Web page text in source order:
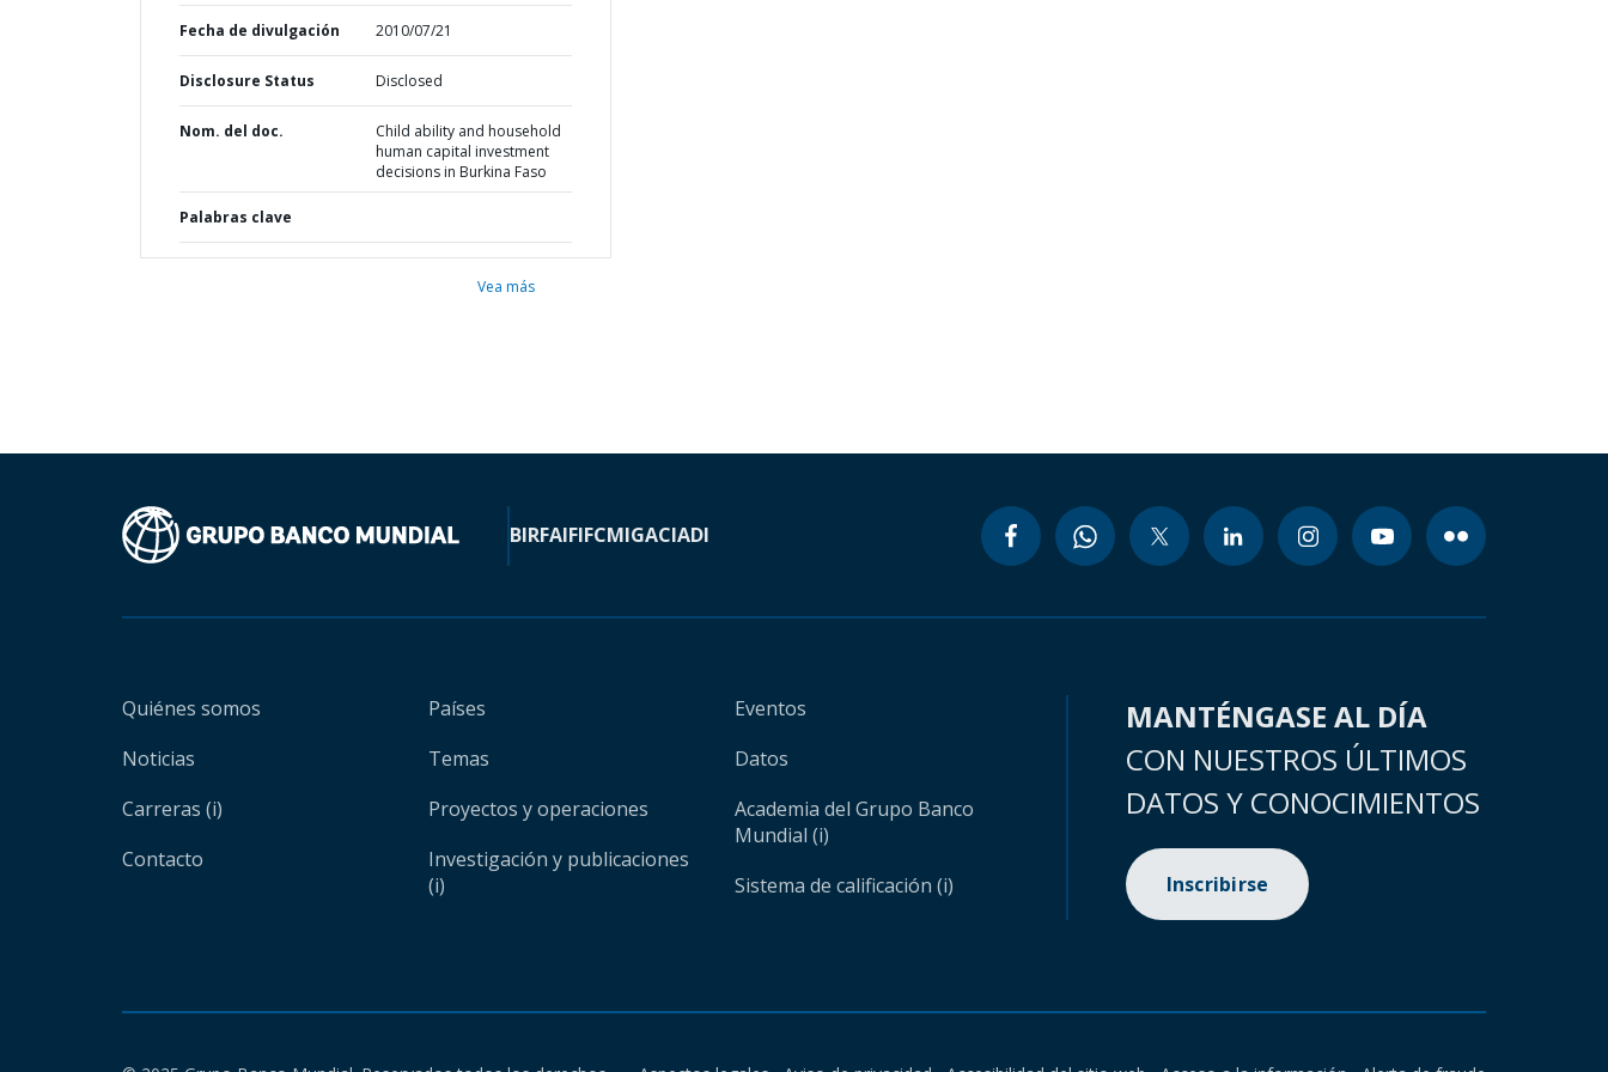
Fecha de divulgación 2010/07/21
Disclosure Status Disclosed
Nom. del doc.
Child ability and household
human capital investment
decisions in Burkina Faso
Palabras clave
Vea más
BIRFAIFIFCMIGACIADI
Quiénes somos
Noticias
Carreras (i)
Contacto
Países
Temas
Proyectos y operaciones
Investigación y publicaciones
(i)
Eventos
Datos
Academia del Grupo Banco
Mundial (i)
Sistema de calificación (i)
MANTÉNGASE AL DÍA
CON NUESTROS ÚLTIMOS
DATOS Y CONOCIMIENTOS
Inscribirse